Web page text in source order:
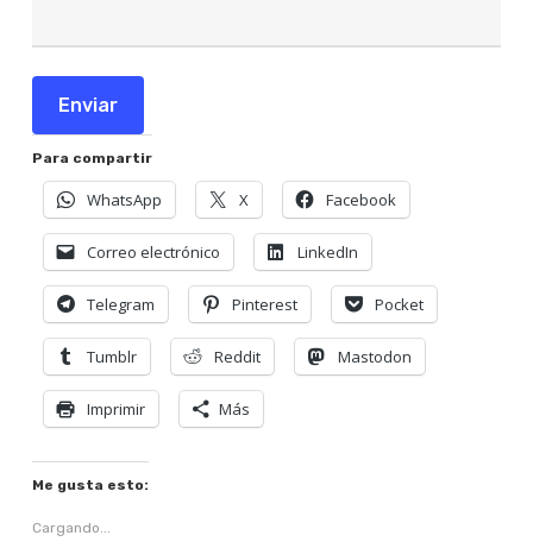
Enviar
Para compartir
WhatsApp X Facebook
Correo electrónico LinkedIn
Telegram Pinterest Pocket
Tumblr Reddit Mastodon
Imprimir Más
Me gusta esto:
Cargando...